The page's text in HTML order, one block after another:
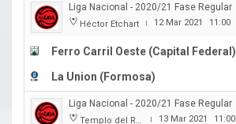
Liga Nacional - 2020/21 Fase Regular
Héctor Etchart | 12 Mar 2021 11:00
Ferro Carril Oeste (Capital Federal)
La Union (Formosa)
Liga Nacional - 2020/21 Fase Regular
Templo del Rock | 13 Mar 2021 11:00